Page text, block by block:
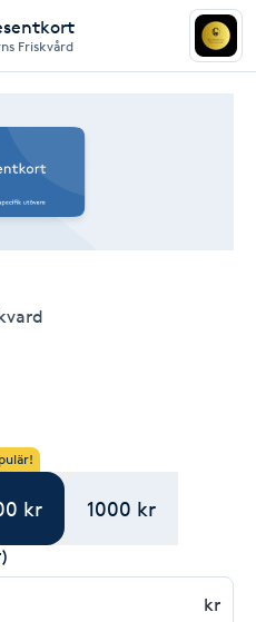
Friskvård
kr 1000 kr
kr